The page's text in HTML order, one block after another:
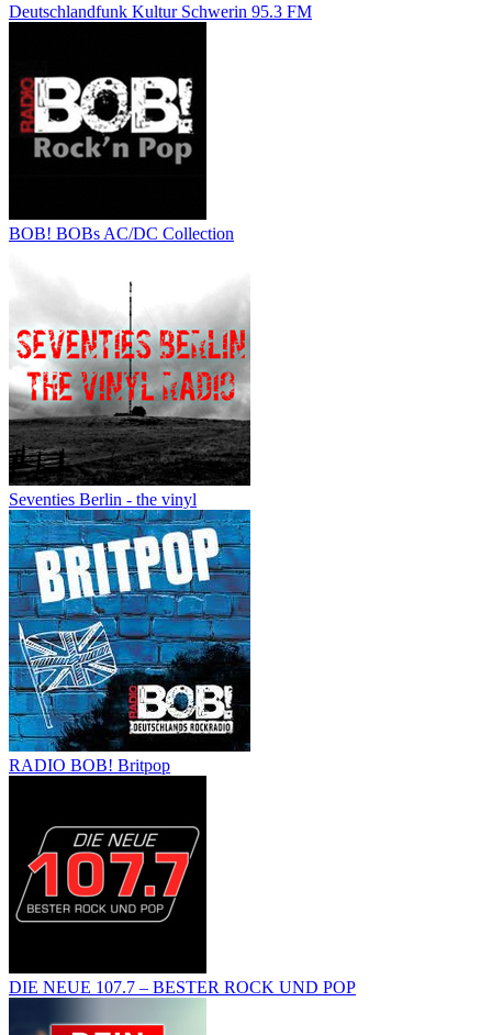
Deutschlandfunk Kultur Schwerin 95.3 FM
BOB! BOBs AC/DC Collection
Seventies Berlin - the vinyl
RADIO BOB! Britpop
DIE NEUE 107.7 – BESTER ROCK UND POP